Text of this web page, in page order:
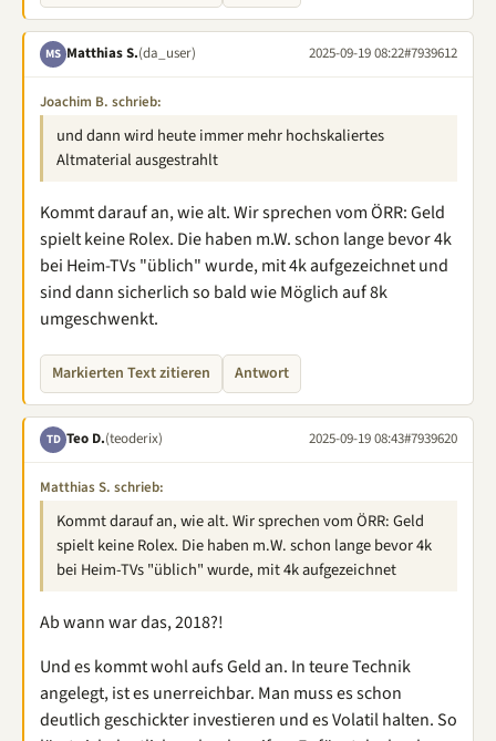
MS Matthias S.(da_user) 2025-09-19 08:22#7939612
Joachim B. schrieb:
und dann wird heute immer mehr hochskaliertes
Altmaterial ausgestrahlt
Kommt darauf an, wie alt. Wir sprechen vom ÖRR: Geld
spielt keine Rolex. Die haben m.W. schon lange bevor 4k
bei Heim-TVs "üblich" wurde, mit 4k aufgezeichnet und
sind dann sicherlich so bald wie Möglich auf 8k
umgeschwenkt.
Markierten Text zitieren Antwort
TD Teo D.(teoderix) 2025-09-19 08:43#7939620
Matthias S. schrieb:
Kommt darauf an, wie alt. Wir sprechen vom ÖRR: Geld
spielt keine Rolex. Die haben m.W. schon lange bevor 4k
bei Heim-TVs "üblich" wurde, mit 4k aufgezeichnet
Ab wann war das, 2018?!
Und es kommt wohl aufs Geld an. In teure Technik
angelegt, ist es unerreichbar. Man muss es schon
deutlich geschickter investieren und es Volatil halten. So